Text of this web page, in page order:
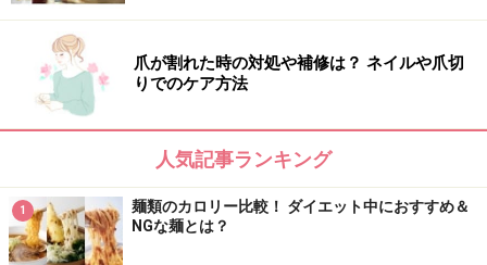
ストイックな糖質制限は、リバウンドを招
く最大の原因！
爪が割れた時の対処や補修は？ ネイルや爪切
りでのケア方法
人気記事ランキング
1
麺類のカロリー比較！ ダイエット中におすすめ＆
NGな麺とは？